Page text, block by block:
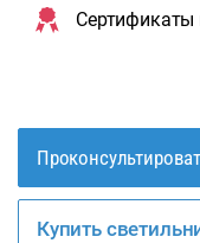
Сертификаты
Купить